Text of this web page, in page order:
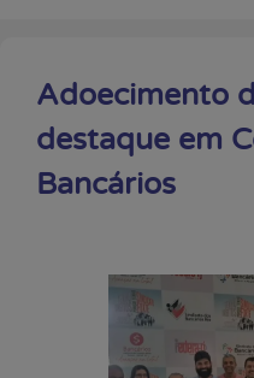
Adoecimento
destaque em
Bancários